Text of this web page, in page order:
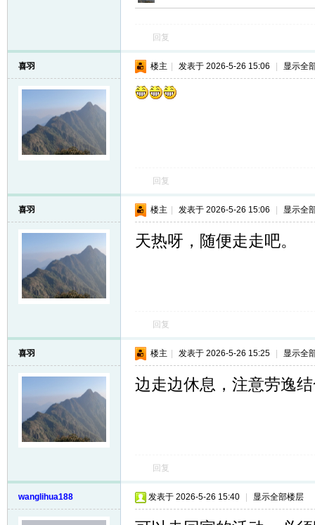
回复
喜羽 楼主 发表于 2026-5-26 15:06 显示全
回复
喜羽 楼主 发表于 2026-5-26 15:06 显示全
天热呀，随便走走吧。
回复
喜羽 楼主 发表于 2026-5-26 15:25 显示全
边走边休息，注意劳逸
回复
wanglihua188 发表于 2026-5-26 15:40 显示全部楼层